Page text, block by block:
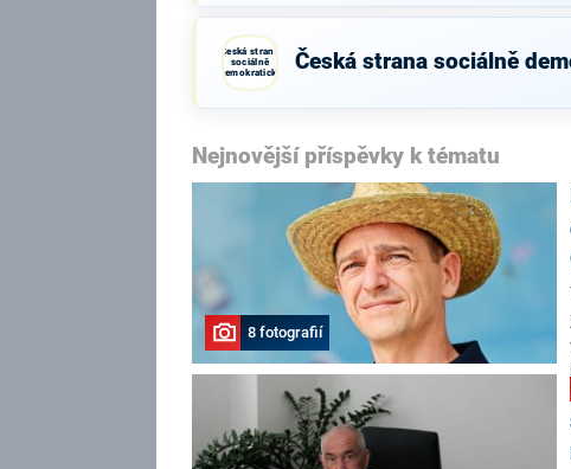
Česká strana
sociálně
demokratická
Česká strana sociálně
Nejnovější příspěvky k tématu
8 fotografií